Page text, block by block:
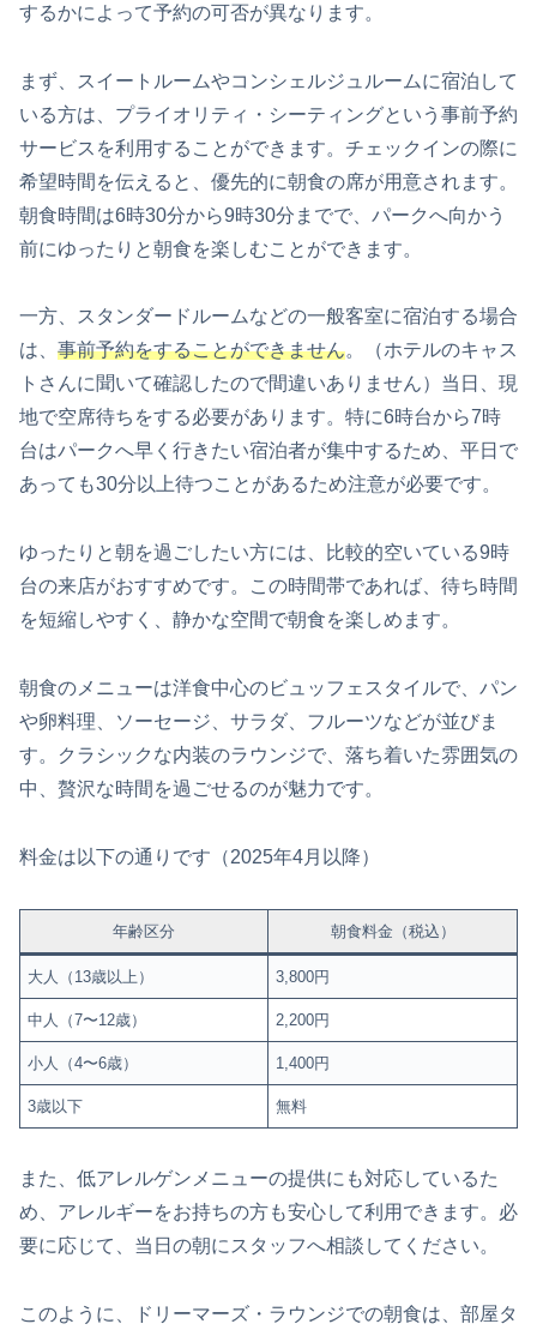
するかによって予約の可否が異なります。
まず、スイートルームやコンシェルジュルームに宿泊して
いる方は、プライオリティ・シーティングという事前予約
サービスを利用することができます。チェックインの際に
希望時間を伝えると、優先的に朝食の席が用意されます。
朝食時間は6時30分から9時30分までで、パークへ向かう
前にゆったりと朝食を楽しむことができます。
一方、スタンダードルームなどの一般客室に宿泊する場合
は、 事前予約をすることができません。（ホテルのキャス
トさんに聞いて確認したので間違いありません）当日、現
地で空席待ちをする必要があります。特に6時台から7時
台はパークへ早く行きたい宿泊者が集中するため、平日で
あっても30分以上待つことがあるため注意が必要です。
ゆったりと朝を過ごしたい方には、比較的空いている9時
台の来店がおすすめです。この時間帯であれば、待ち時間
を短縮しやすく、静かな空間で朝食を楽しめます。
朝食のメニューは洋食中心のビュッフェスタイルで、パン
や卵料理、ソーセージ、サラダ、フルーツなどが並びま
す。クラシックな内装のラウンジで、落ち着いた雰囲気の
中、贅沢な時間を過ごせるのが魅力です。
料金は以下の通りです（2025年4月以降）
年齢区分 朝食料金（税込）
大人（13歳以上） 3,800円
中人（7〜12歳） 2,200円
小人（4〜6歳） 1,400円
3歳以下 無料
また、低アレルゲンメニューの提供にも対応しているた
め、アレルギーをお持ちの方も安心して利用できます。必
要に応じて、当日の朝にスタッフへ相談してください。
このように、ドリーマーズ・ラウンジでの朝食は、部屋タ